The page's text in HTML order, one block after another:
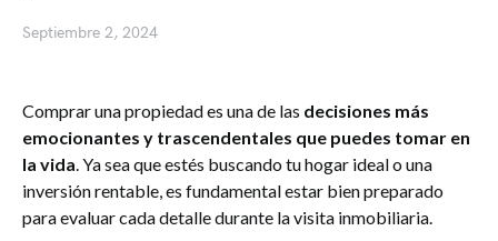
Septiembre 2, 2024
Comprar una propiedad es una de las decisiones más
emocionantes y trascendentales que puedes tomar en
la vida. Ya sea que estés buscando tu hogar ideal o una
inversión rentable, es fundamental estar bien preparado
para evaluar cada detalle durante la visita inmobiliaria.